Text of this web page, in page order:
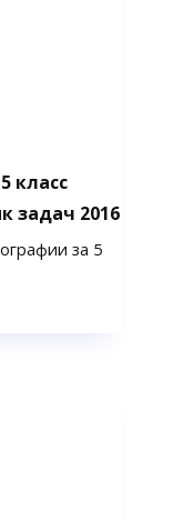
класс
задач 2016
за 5